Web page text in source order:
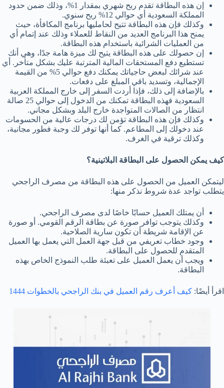
إن هذه البطاقة تقدم ربح شهري بمقدار 1%، وذلك ضمن حدود
المملكة السعودية أي حوالي 12% ربح سنوي.
وكذلك فإن هذه البطاقة تتيح لحامليها برنامج المكافأة، حيث
يمنح هذا البرنامج العديد من النقاط للعملاء وذلك عند إتمام أي
من العمليات الشرائية باستخدام هذه البطاقة.
إن حصولك على هذه البطاقة يتيح لك ميزة هامة جدًا، وهي أنك
تستطيع دفع المستحقات المالية المترتبة عليك بشكل متأخر. أي
عند شرائك لبعض حاجياتك يمكنك دفع حوالي 5% من القيمة
الإجمالية، وتسديد باقي المبلغ على دفعات.
بالإضافة إلى ذلك، فإذا أردت السفر إلى خارج المملكة العربية
السعودية فهذه البطاقة تمكنك من الدخول إلى حوالي 25 صالة
انتظار من الصالات المتواجدة خارج البلد وبشكل مجاني.
وكذلك فإن هذه البطاقة تؤمن لك درجات عالية من الحسومات
عند دخولك إلى المطاعم. كما أنها توفر لك وجبة فطور مجانية،
وكذلك ترقية في الغرف.
كيف يمكن الحصول على البطاقة البلاتينية؟
ليتمكن العميل من الحصول على هذه البطاقة من مصرف الراجحي
يتطلب تواجد عدة شروط نذكر منها:
أن يمتلك العميل حسابًا خاصًا لدى مصرف الراجحي.
وكذلك يتوجب توافر صورة عن بطاقة الرقم القومي. أو صورة
عن الإقامة شريطة أن تكون سارية الصلاحية.
وجود خطاب تعريفي من قبل جهة العمل التي يعمل بها العميل
المتقدم للحصول على البطاقة.
ويجب أن يعمل العميل على تعبئة طلب النموذج الخاص بهذه
البطاقة.
اقرأ أيضًا: كيف أعرف رقم العميل في بنك الراجحي بالخطوات 1444